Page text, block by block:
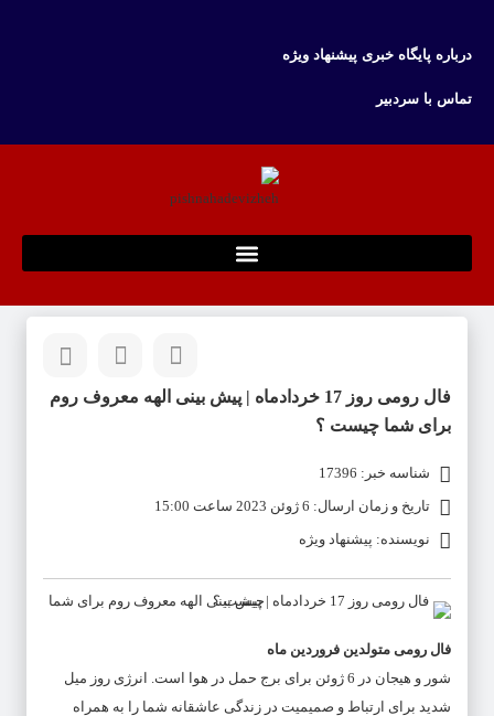
درباره پایگاه خبری پیشنهاد ویژه
تماس با سردبیر
فال رومی روز 17 خردادماه | پیش بینی الهه معروف روم
برای شما چیست ؟
شناسه خبر: 17396
تاریخ و زمان ارسال: 6 ژوئن 2023 ساعت 15:00
نویسنده: پیشنهاد ویژه
فال رومی متولدین فروردین ماه
شور و هیجان در 6 ژوئن برای برج حمل در هوا است. انرژی روز میل
شدید برای ارتباط و صمیمیت در زندگی عاشقانه شما را به همراه